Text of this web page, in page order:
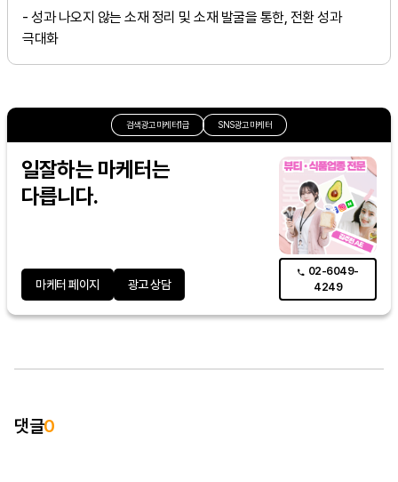
- 성과 나오지 않는 소재 정리 및 소재 발굴을 통한, 전환 성과
극대화
검색광고마케터1급 SNS광고마케터
일잘하는 마케터는
다릅니다.
마케터 페이지 광고 상담
02-6049-
4249
댓글0